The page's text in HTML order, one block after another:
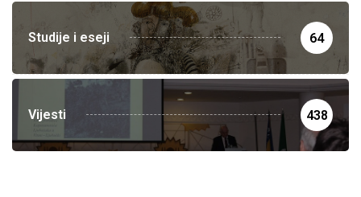
Studije i eseji 64
Vijesti 438